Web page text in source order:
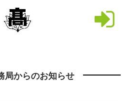
局からのお知らせ